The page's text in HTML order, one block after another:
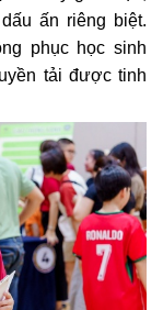
ấn riêng biệt.
phục học sinh
tải được tinh